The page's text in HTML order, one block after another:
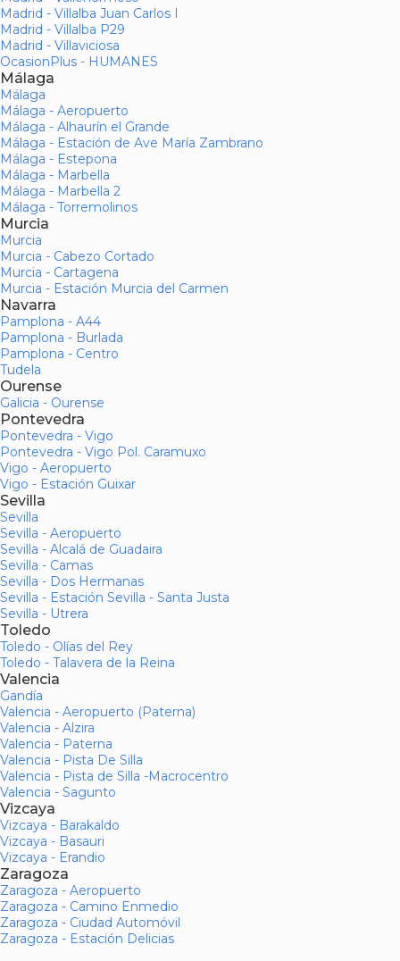
Madrid - Villalba Juan Carlos I
Madrid - Villalba P29
Madrid - Villaviciosa
OcasionPlus - HUMANES
Málaga
Málaga
Málaga - Aeropuerto
Málaga - Alhaurín el Grande
Málaga - Estación de Ave María Zambrano
Málaga - Estepona
Málaga - Marbella
Málaga - Marbella 2
Málaga - Torremolinos
Murcia
Murcia
Murcia - Cabezo Cortado
Murcia - Cartagena
Murcia - Estación Murcia del Carmen
Navarra
Pamplona - A44
Pamplona - Burlada
Pamplona - Centro
Tudela
Ourense
Galicia - Ourense
Pontevedra
Pontevedra - Vigo
Pontevedra - Vigo Pol. Caramuxo
Vigo - Aeropuerto
Vigo - Estación Guixar
Sevilla
Sevilla
Sevilla - Aeropuerto
Sevilla - Alcalá de Guadaira
Sevilla - Camas
Sevilla - Dos Hermanas
Sevilla - Estación Sevilla - Santa Justa
Sevilla - Utrera
Toledo
Toledo - Olías del Rey
Toledo - Talavera de la Reina
Valencia
Gandía
Valencia - Aeropuerto (Paterna)
Valencia - Alzira
Valencia - Paterna
Valencia - Pista De Silla
Valencia - Pista de Silla -Macrocentro
Valencia - Sagunto
Vizcaya
Vizcaya - Barakaldo
Vizcaya - Basauri
Vizcaya - Erandio
Zaragoza
Zaragoza - Aeropuerto
Zaragoza - Camino Enmedio
Zaragoza - Ciudad Automóvil
Zaragoza - Estación Delicias